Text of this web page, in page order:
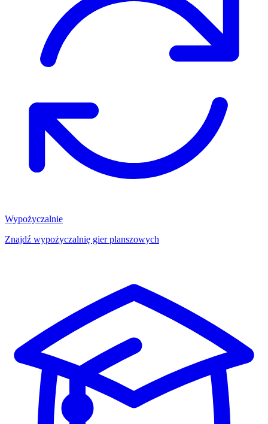
Wypożyczalnie
Znajdź wypożyczalnię gier planszowych